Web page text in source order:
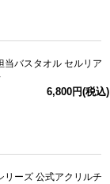
当バスタオル セルリア
6,800円(税込)
リーズ 公式アクリルチ